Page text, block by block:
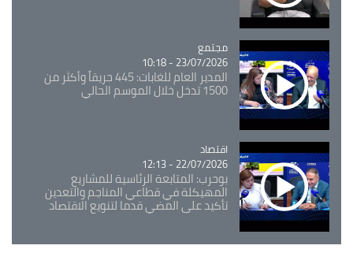
Catégorie
مجتمع
23/07/2026 - 10:18
المدير العام للغابات: 445 حريقاً وأكثر من
1500 تدخل خلال الموسم الحالي
Catégorie
اقتصاد
22/07/2026 - 12:13
بوحرب: المتابعة الرئاسية للمشاريع
المهيكلة في قطاعي المناجم والتعدين
تأكيد على المضي قدما لتنويع الاقتصاد